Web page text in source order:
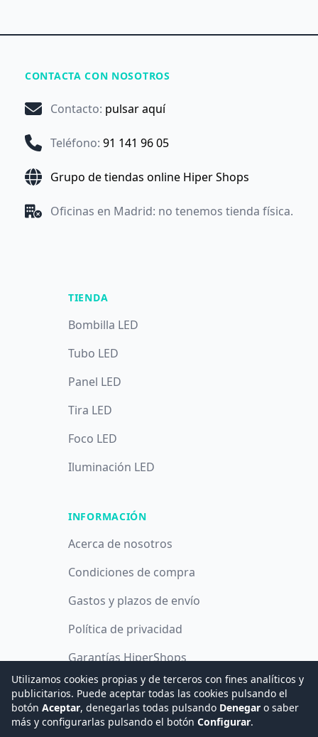
CONTACTA CON NOSOTROS
Contacto: pulsar aquí
Teléfono: 91 141 96 05
Grupo de tiendas online Hiper Shops
Oficinas en Madrid: no tenemos tienda física.
TIENDA
Bombilla LED
Tubo LED
Panel LED
Tira LED
Foco LED
Iluminación LED
INFORMACIÓN
Acerca de nosotros
Condiciones de compra
Gastos y plazos de envío
Política de privacidad
Garantías HiperShops
Política de cookies
Utilizamos cookies propias y de terceros con fines analíticos y
publicitarios. Puede aceptar todas las cookies pulsando el
botón Aceptar, denegarlas todas pulsando Denegar o saber
más y configurarlas pulsando el botón Configurar.